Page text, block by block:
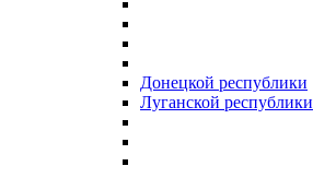
Донецкой республики
Луганской республики